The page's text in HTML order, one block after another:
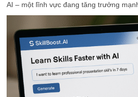
AI – một lĩnh vực đang tăng trưởng